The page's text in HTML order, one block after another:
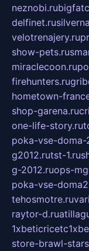
neznobi.ru
delfinet.ru
velotrenajery.ru
show-pets.ru
miraclecoon.ru
firehunters.ru
hometown-
shop-garena.ru
one-life-story.ru
poka-vse-doma-
g2012.rutst-1.ru
g-2012.ruops-
poka-vse-
tehosmotre.ru
raytor-d.ru
store-brawl-